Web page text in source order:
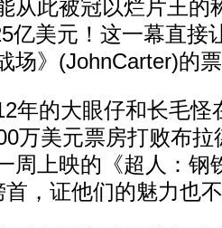
从此被冠以烂片王的
亿美元！这一幕直接
场》(JohnCarter)的
的大眼仔和长毛怪
万美元票房打败布
周上映的《超人：钢
，证他们的魅力也